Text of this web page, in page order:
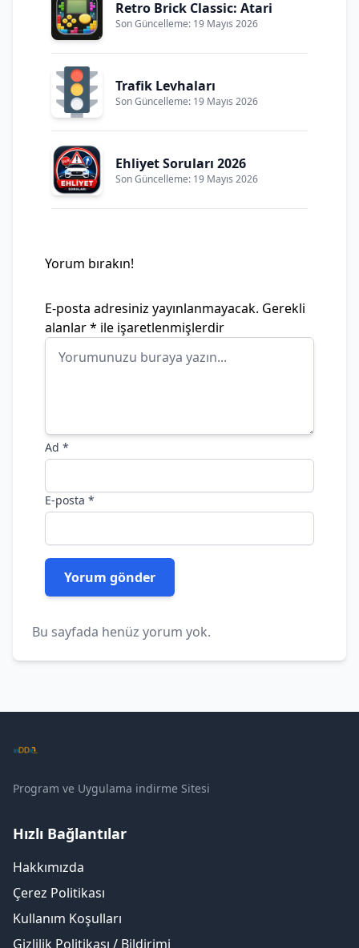
Retro Brick Classic: Atari
Son Güncelleme: 19 Mayıs 2026
Trafik Levhaları
Son Güncelleme: 19 Mayıs 2026
Ehliyet Soruları 2026
Son Güncelleme: 19 Mayıs 2026
Yorum bırakın!
E-posta adresiniz yayınlanmayacak. Gerekli
alanlar* ile işaretlenmişlerdir
Ad *
E-posta *
Bu sayfada henüz yorum yok.
Program ve Uygulama indirme Sitesi
Hızlı Bağlantılar
Hakkımızda
Çerez Politikası
Kullanım Koşulları
Gizlilik Politikası / Bildirimi